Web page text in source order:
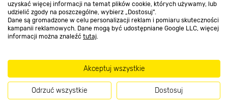
uzyskać więcej informacji na temat plików cookie, których używamy, lub
udzielić zgody na poszczególne, wybierz „Dostosuj”.
Dane są gromadzone w celu personalizacji reklam i pomiaru skuteczności
kampanii reklamowych. Dane mogą być udostępniane Google LLC, więcej
informacji można znaleźć tutaj.
Akceptuj wszystkie
Odrzuć wszystkie Dostosuj
Dołącz do nas